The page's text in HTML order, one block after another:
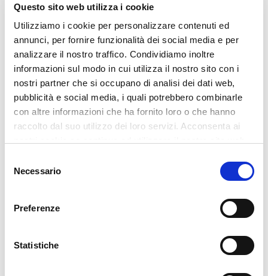
Questo sito web utilizza i cookie
Utilizziamo i cookie per personalizzare contenuti ed
annunci, per fornire funzionalità dei social media e per
analizzare il nostro traffico. Condividiamo inoltre
informazioni sul modo in cui utilizza il nostro sito con i
nostri partner che si occupano di analisi dei dati web,
pubblicità e social media, i quali potrebbero combinarle
con altre informazioni che ha fornito loro o che hanno
raccolto dal suo utilizzo dei loro servizi. Acconsenta ai
delNecessario
Preferenze
Statistiche
›
Previous Next